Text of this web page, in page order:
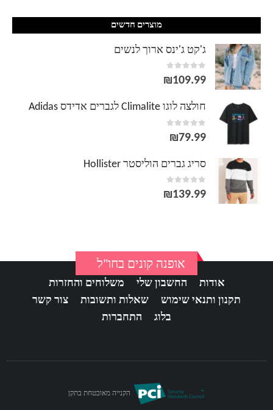
מוצרים חדשים
ג'קט ג'ינס ארוך לנשים
0
out of 5
₪109.99
חולצה לוגו Climalite לגברים אדידס Adidas
0
out of 5
₪79.99
סריג גברים הוליסטר Hollister
0
out of 5
₪139.99
אופנה קונים בחו"ל
אודות החשבון שלי
משלוחים והחזרות
תקנון ותנאי שימוש
שאלות ותשובות
צור קשר
בלוג
התחברות
הקנייה מאובטחת בתקן